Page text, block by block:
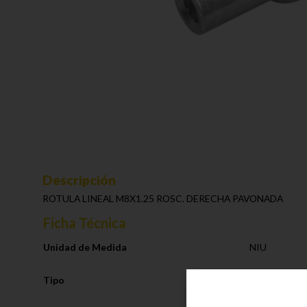
Descripción
ROTULA LINEAL M8X1.25 ROSC. DERECHA PAVONADA
Ficha Técnica
Unidad de Medida NIU
Tipo